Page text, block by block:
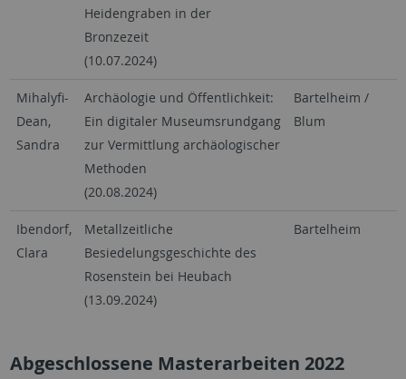
Heidengraben in der
Bronzezeit
(10.07.2024)
Mihalyfi-
Dean,
Sandra
Archäologie und Öffentlichkeit:
Ein digitaler Museumsrundgang
zur Vermittlung archäologischer
Methoden
(20.08.2024)
Bartelheim /
Blum
Ibendorf,
Clara
Metallzeitliche
Besiedelungsgeschichte des
Rosenstein bei Heubach
(13.09.2024)
Bartelheim
Abgeschlossene Masterarbeiten 2022